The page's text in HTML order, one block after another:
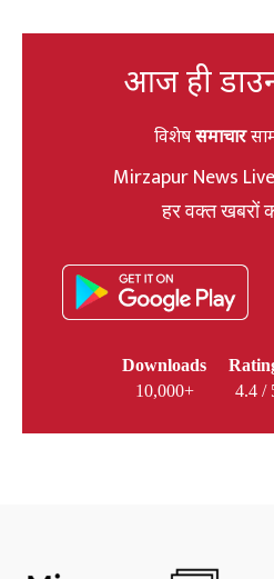
आज ही
विशेषसमाचार
Mirzapur News
हर वक्त खबरों
Downloads
10,000+
4.4 /